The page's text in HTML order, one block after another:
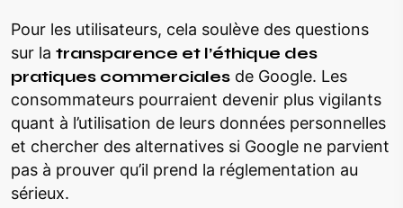
Pour les utilisateurs, cela soulève des questions
sur la transparence et l’éthique des
pratiques commerciales de Google. Les
consommateurs pourraient devenir plus vigilants
quant à l’utilisation de leurs données personnelles
et chercher des alternatives si Google ne parvient
pas à prouver qu’il prend la réglementation au
sérieux.